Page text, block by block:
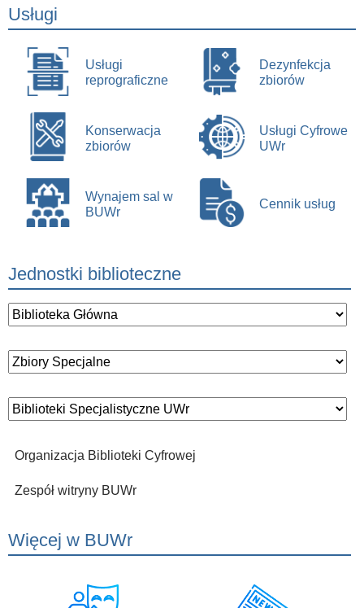
Usługi
Usługi
reprograficzne
Dezynfekcja
zbiorów
Konserwacja
zbiorów
Usługi Cyfrowe
UWr
Wynajem sal w
BUWr
Cennik usług
Jednostki biblioteczne
Organizacja Biblioteki Cyfrowej
Zespół witryny BUWr
Więcej w BUWr